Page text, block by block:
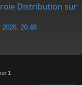
Distribution sur
2026, 20:48
1